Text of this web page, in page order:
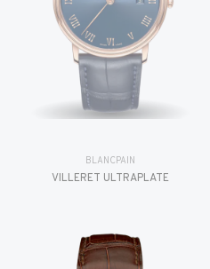
BLANCPAIN
VILLERET ULTRAPLATE